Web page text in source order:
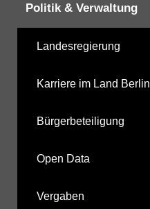
Politik & Verwaltung
Landesregierung
Karriere im Land Berlin
Bürgerbeteiligung
Open Data
Vergaben